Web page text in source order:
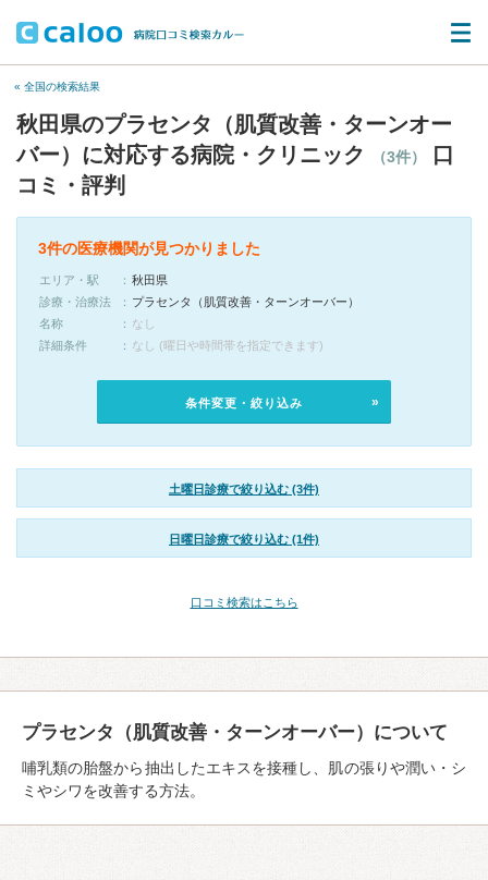
« 全国の検索結果
秋田県のプラセンタ（肌質改善・ターンオー
バー）に対応する病院・クリニック
（3件）
口
コミ・評判
3件の医療機関が見つかりました
エリア・駅
秋田県
診療・治療法
プラセンタ（肌質改善・ターンオーバー）
名称
なし
詳細条件
なし (曜日や時間帯を指定できます)
条件変更・絞り込み
土曜日診療で絞り込む (3件)
日曜日診療で絞り込む (1件)
口コミ検索はこちら
プラセンタ（肌質改善・ターンオーバー）について
哺乳類の胎盤から抽出したエキスを接種し、肌の張りや潤い・シ
ミやシワを改善する方法。